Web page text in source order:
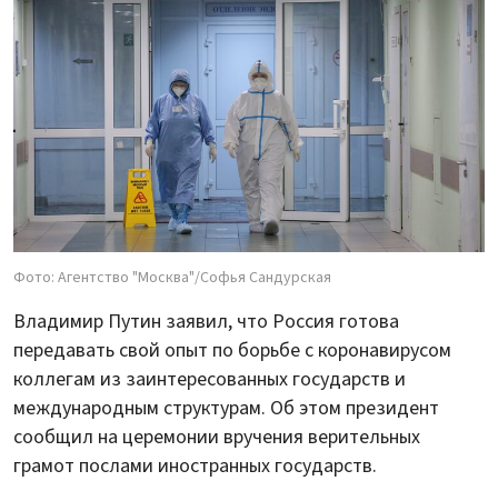
Фото: Агентство "Москва"/Софья Сандурская
Владимир Путин заявил, что Россия готова
передавать свой опыт по борьбе с коронавирусом
коллегам из заинтересованных государств и
международным структурам. Об этом президент
сообщил на церемонии вручения верительных
грамот послами иностранных государств.